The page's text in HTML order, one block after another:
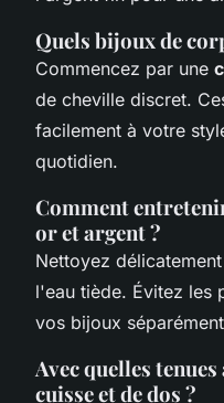
Quels bijoux de
Commencez par une
de cheville discret.
facilement à votre
quotidien.
Comment
or et argent ?
Nettoyez
l'eau tiède. Évitez les
vos bijoux
Avec quelles
cuisse et de dos ?